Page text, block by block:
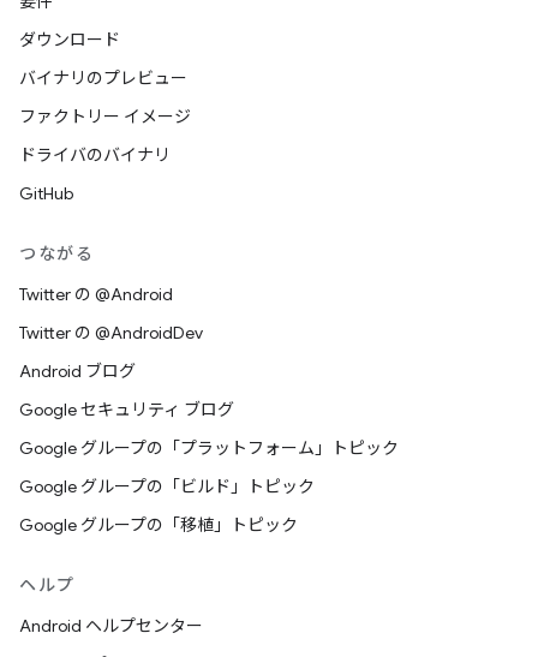
ダウンロード
バイナリのプレビュー
ファクトリー イメージ
ドライバのバイナリ
GitHub
つながる
Twitter の @Android
Twitter の @AndroidDev
Android ブログ
Google セキュリティ ブログ
Google グループの「プラットフォーム」トピック
Google グループの「ビルド」トピック
Google グループの「移植」トピック
ヘルプ
Android ヘルプセンター